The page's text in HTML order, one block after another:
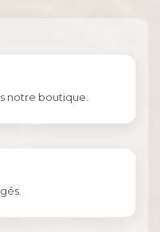
notre boutique.